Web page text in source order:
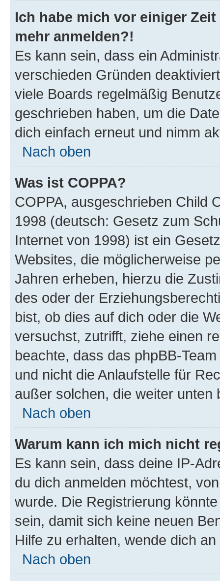
Ich habe mich vor einiger
mehr anmelden?!
Es kann sein, dass ein
verschieden Gründen
viele Boards regelmäßig
geschrieben haben, um die
dich einfach erneut und nimm
Nach oben
Was ist COPPA?
COPPA, ausgeschrieben Child
1998 (deutsch: Gesetz zum
Internet von 1998) ist ein
Websites, die möglicherweise
Jahren erheben, hierzu die
des oder der
bist, ob dies auf dich oder die
versuchst, zutrifft, ziehe einen
beachte, dass das phpBB-
und nicht die Anlaufstelle für
außer solchen, die weiter unten
Nach oben
Warum kann ich mich nicht
Es kann sein, dass deine IP-
du dich anmelden möchtest,
wurde. Die Registrierung
sein, damit sich keine neuen
Hilfe zu erhalten, wende dich
Nach oben